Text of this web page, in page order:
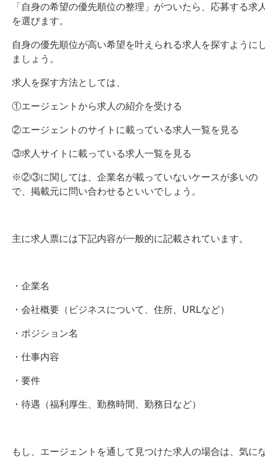
「自身の希望の優先順位の整理」がついたら、応募する求
を選びます。
自身の優先順位が高い希望を叶えられる求人を探すように
ましょう。
求人を探す方法としては、
①エージェントから求人の紹介を受ける
②エージェントのサイトに載っている求人一覧を見る
③求人サイトに載っている求人一覧を見る
※②③に関しては、企業名が載っていないケースが多いの
で、掲載元に問い合わせるといいでしょう。
主に求人票には下記内容が一般的に記載されています。
・企業名
・会社概要（ビジネスについて、住所、URLなど）
・ポジション名
・仕事内容
・要件
・待遇（福利厚生、勤務時間、勤務日など）
もし、エージェントを通して見つけた求人の場合は、気に